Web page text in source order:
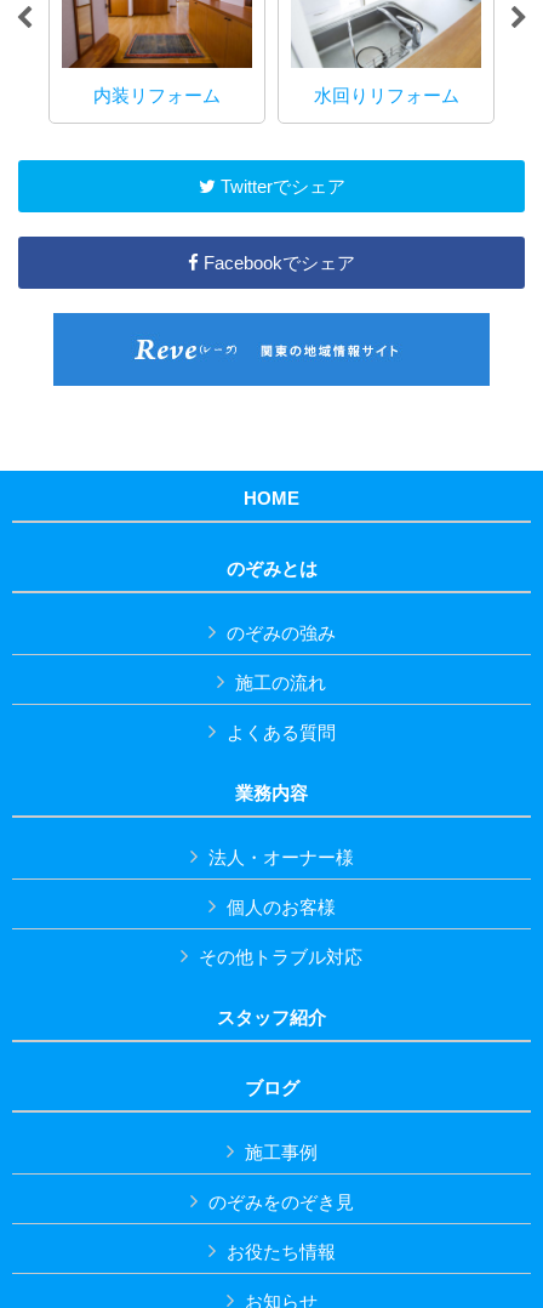
内装リフォーム 水回りリフォーム
Twitterでシェア
Facebookでシェア
HOME
のぞみとは
のぞみの強み
施工の流れ
よくある質問
業務内容
法人・オーナー様
個人のお客様
その他トラブル対応
スタッフ紹介
ブログ
施工事例
のぞみをのぞき見
お役たち情報
お知らせ